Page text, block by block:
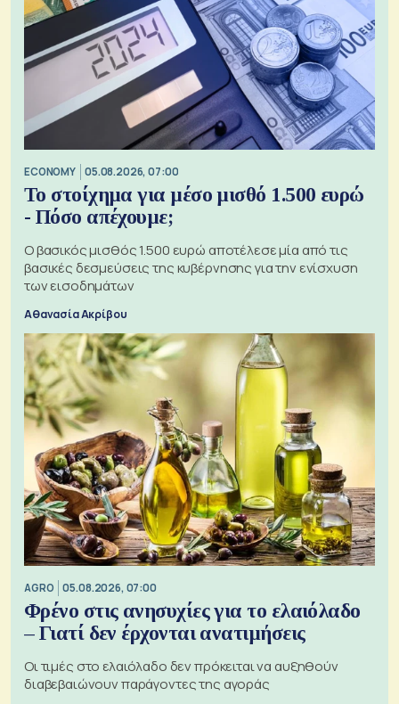
ECONOMY 05.08.2026, 07:00
Το στοίχημα για μέσο μισθό 1.500 ευρώ
- Πόσο απέχουμε;
Ο βασικός μισθός 1.500 ευρώ αποτέλεσε μία από τις
βασικές δεσμεύσεις της κυβέρνησης για την ενίσχυση
των εισοδημάτων
Αθανασία Ακρίβου
AGRO 05.08.2026, 07:00
Φρένο στις ανησυχίες για το ελαιόλαδο
– Γιατί δεν έρχονται ανατιμήσεις
Οι τιμές στο ελαιόλαδο δεν πρόκειται να αυξηθούν
διαβεβαιώνουν παράγοντες της αγοράς